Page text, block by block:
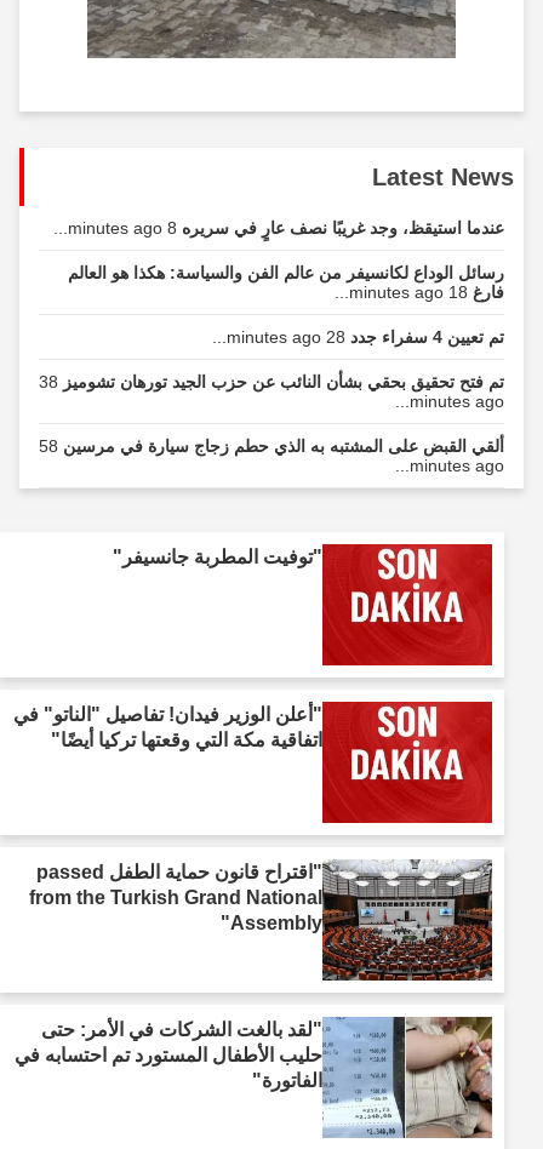
Latest News
عندما استيقظ، وجد غريبًا نصف عارٍ في سريره8 minutes ago...
رسائل الوداع لكانسيفر من عالم الفن والسياسة: هكذا هو العالم
فارغ 18 minutes ago...
تم تعيين 4 سفراء جدد 28 minutes ago...
تم فتح تحقيق بحقي بشأن النائب عن حزب الجيد تورهان تشوميز38
minutes ago...
ألقي القبض على المشتبه به الذي حطم زجاج سيارة في مرسين58
minutes ago...
"توفيت المطربة جانسيفر"
"أعلن الوزير فيدان! تفاصيل "الناتو" في
اتفاقية مكة التي وقعتها تركيا أيضًا"
"اقتراح قانون حماية الطفل passed
from the Turkish Grand National
Assembly"
"لقد بالغت الشركات في الأمر: حتى
حليب الأطفال المستورد تم احتسابه في
الفاتورة"